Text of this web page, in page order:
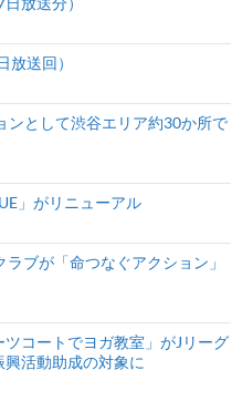
放送回）
ンとして渋谷エリア約30か所で
」がリニューアル
ブが「命つなぐアクション」
コートでヨガ教室」がJリーグ
活動助成の対象に